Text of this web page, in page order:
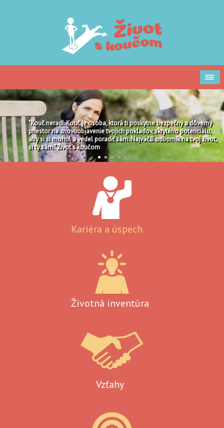
"Kouč neradí. Kouč je osoba, ktorá ti poskytne bezpečný a dôverný
priestor na znovuobjavenie tvojich pokladov, skrytého potenciálu,
aby si si mohol a vedel poradiť sám. Najväčší odborník na tvoj život,
si ty sám." Život s koučom
1 2 3 4 5
Kariéra a úspech
Životná inventúra
Vzťahy